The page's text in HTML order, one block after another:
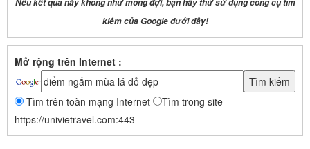
Nếu kết quả này không như mong đợi, bạn hãy thử sử dụng công cụ tìm
kiếm của Google dưới đây!
Mở rộng trên Internet :
Tìm trên toàn mạng Internet
Tìm trong site
https://univietravel.com:443